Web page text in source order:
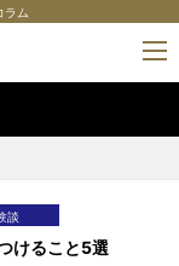
ラム
談
けること5選